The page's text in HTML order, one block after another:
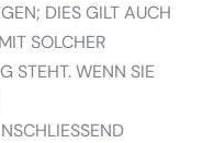
DIES GILT AUCH
SOLCHER
STEHT. WENN SIE